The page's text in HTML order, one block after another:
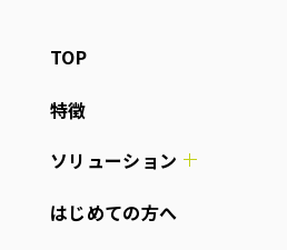
TOP
特徴
ソリューション
はじめての方へ